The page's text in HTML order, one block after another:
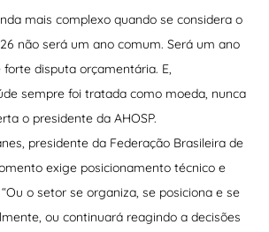
mais complexo quando se considera o
não será um ano comum. Será um ano
disputa orçamentária. E,
sempre foi tratada como moeda, nunca
o presidente da AHOSP.
presidente da Federação Brasileira de
exige posicionamento técnico e
o setor se organiza, se posiciona e se
ou continuará reagindo a decisões